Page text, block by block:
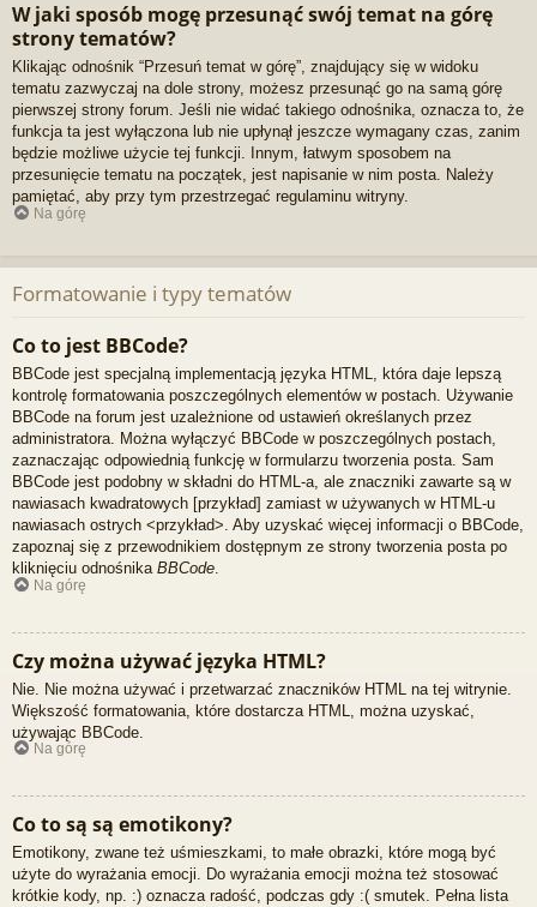
W jaki sposób mogę przesunąć swój temat na górę
strony tematów?
Klikając odnośnik “Przesuń temat w górę”, znajdujący się w widoku
tematu zazwyczaj na dole strony, możesz przesunąć go na samą górę
pierwszej strony forum. Jeśli nie widać takiego odnośnika, oznacza to, że
funkcja ta jest wyłączona lub nie upłynął jeszcze wymagany czas, zanim
będzie możliwe użycie tej funkcji. Innym, łatwym sposobem na
przesunięcie tematu na początek, jest napisanie w nim posta. Należy
pamiętać, aby przy tym przestrzegać regulaminu witryny.
Na górę
Formatowanie i typy tematów
Co to jest BBCode?
BBCode jest specjalną implementacją języka HTML, która daje lepszą
kontrolę formatowania poszczególnych elementów w postach. Używanie
BBCode na forum jest uzależnione od ustawień określanych przez
administratora. Można wyłączyć BBCode w poszczególnych postach,
zaznaczając odpowiednią funkcję w formularzu tworzenia posta. Sam
BBCode jest podobny w składni do HTML-a, ale znaczniki zawarte są w
nawiasach kwadratowych [przykład] zamiast w używanych w HTML-u
nawiasach ostrych <przykład>. Aby uzyskać więcej informacji o BBCode,
zapoznaj się z przewodnikiem dostępnym ze strony tworzenia posta po
kliknięciu odnośnika BBCode.
Na górę
Czy można używać języka HTML?
Nie. Nie można używać i przetwarzać znaczników HTML na tej witrynie.
Większość formatowania, które dostarcza HTML, można uzyskać,
używając BBCode.
Na górę
Co to są są emotikony?
Emotikony, zwane też uśmieszkami, to małe obrazki, które mogą być
użyte do wyrażania emocji. Do wyrażania emocji można też stosować
krótkie kody, np. :) oznacza radość, podczas gdy :( smutek. Pełna lista